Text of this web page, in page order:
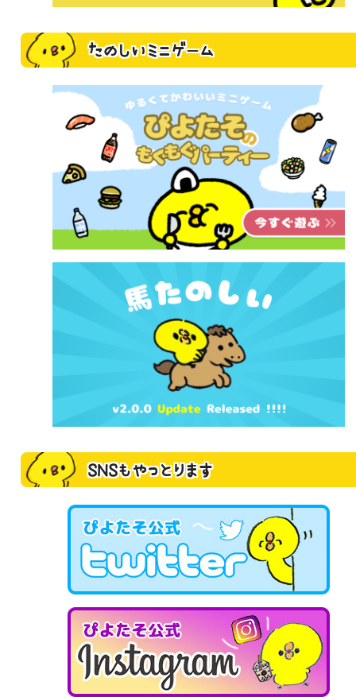
たのしいミニゲーム
SNSもやっとります